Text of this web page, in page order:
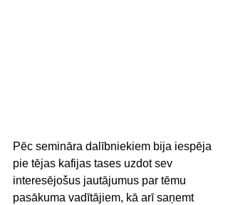
Pēc semināra dalībniekiem bija iespēja
pie tējas kafijas tases uzdot sev
interesējošus jautājumus par tēmu
pasākuma vadītājiem, kā arī saņemt